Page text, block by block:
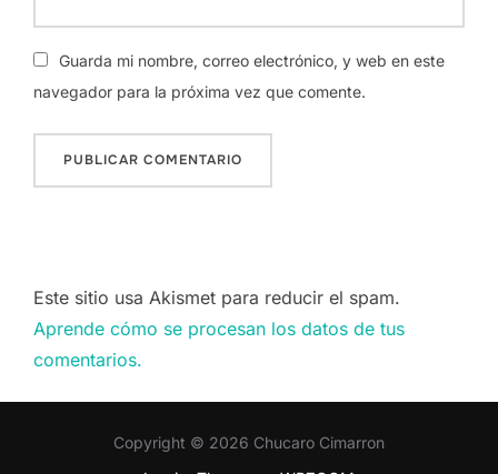
Guarda mi nombre, correo electrónico, y web en este
navegador para la próxima vez que comente.
Este sitio usa Akismet para reducir el spam.
Aprende cómo se procesan los datos de tus
comentarios.
Copyright © 2026 Chucaro Cimarron